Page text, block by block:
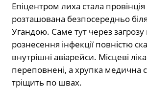
Епіцентром лиха стала провінція
розташована безпосередньо
Угандою. Саме тут через
рознесення інфекції повністю
внутрішні авіарейси. Місцеві
переповнені, а хрупка медична
тріщить по швах.